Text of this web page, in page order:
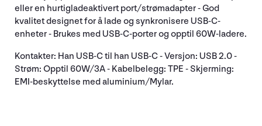
eller en hurtigladeaktivert port/strømadapter - God
kvalitet designet for å lade og synkronisere USB-C-
enheter - Brukes med USB-C-porter og opptil 60W-ladere.
Kontakter: Han USB-C til han USB-C - Versjon: USB 2.0 -
Strøm: Opptil 60W/3A - Kabelbelegg: TPE - Skjerming:
EMI-beskyttelse med aluminium/Mylar.